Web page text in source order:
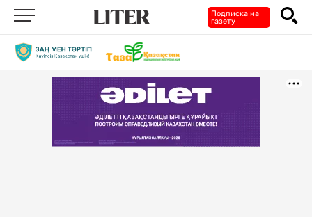
Подписка на
газету